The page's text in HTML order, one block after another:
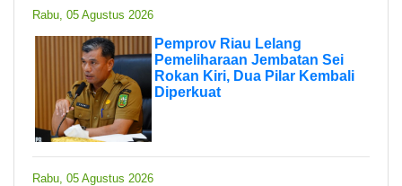
Rabu, 05 Agustus 2026
Pemprov Riau Lelang
Pemeliharaan Jembatan Sei
Rokan Kiri, Dua Pilar Kembali
Diperkuat
Rabu, 05 Agustus 2026